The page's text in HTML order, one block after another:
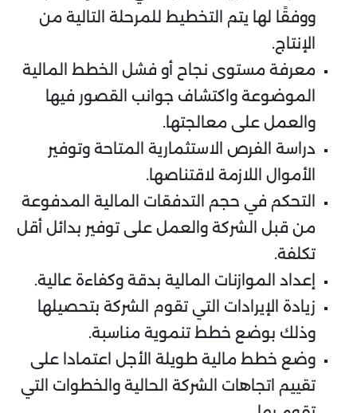
ووفقًا لها يتم التخطيط للمرحلة التالية من
الإنتاج.
معرفة مستوى نجاح أو فشل الخطط المالية
الموضوعة واكتشاف جوانب القصور فيها
والعمل على معالجتها.
دراسة الفرص الاستثمارية المتاحة وتوفير
الأموال اللازمة لاقتناصها.
التحكم في حجم التدفقات المالية المدفوعة
من قبل الشركة والعمل على توفير بدائل أقل
تكلفة.
إعداد الموازنات المالية بدقة وكفاءة عالية.
زيادة الإيرادات التي تقوم الشركة بتحصيلها
وذلك بوضع خطط تنموية مناسبة.
وضع خطط مالية طويلة الأجل اعتمادا على
تقييم اتجاهات الشركة الحالية والخطوات التي